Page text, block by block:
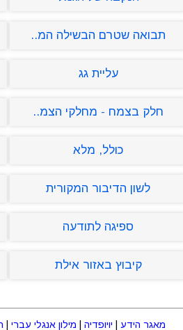
תבואה שטרם הבשילה המ..
עליית גג
חלק בצמח - מחלקי הצמ..
כולל, מלא
לשון הדיבור המקורית
ספיגה לתודעה
קיבוץ באזור אילת
מאגר הידע יויופדיה מילון אנגלי עברי